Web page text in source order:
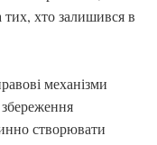
хто залишився в
механізми
створювати